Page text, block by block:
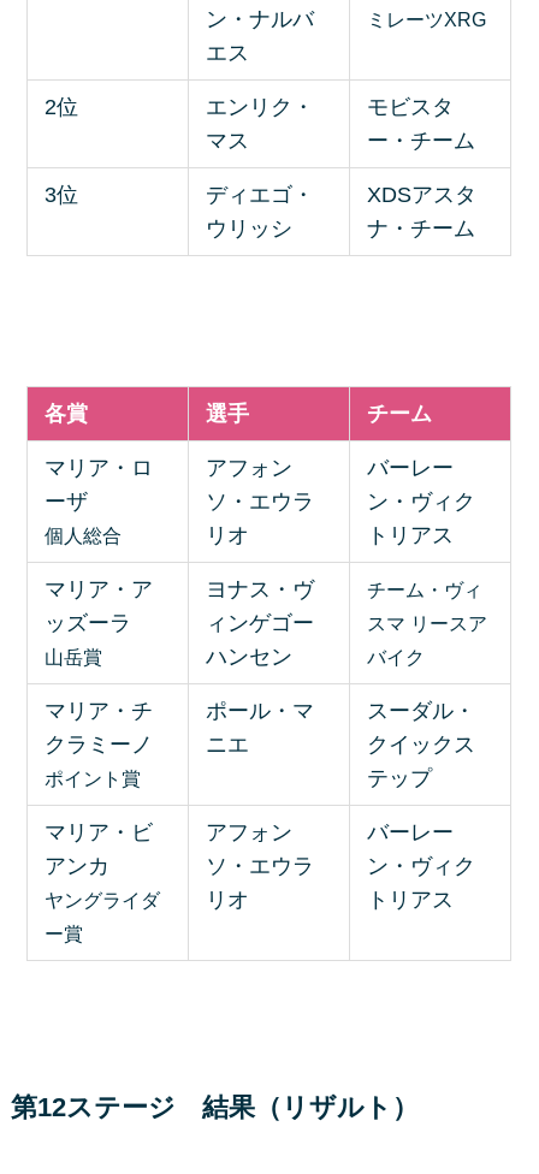
ン・ナルバ
エス
ミレーツXRG
2位
エンリク・
マス
モビスタ
ー・チーム
3位
ディエゴ・
ウリッシ
XDSアスタ
ナ・チーム
各賞 選手 チーム
マリア・ロ
ーザ
個人総合
アフォン
ソ・エウラ
リオ
バーレー
ン・ヴィク
トリアス
マリア・ア
ッズーラ
山岳賞
ヨナス・ヴ
ィンゲゴー
ハンセン
チーム・ヴィ
スマ リースア
バイク
マリア・チ
クラミーノ
ポイント賞
ポール・マ
ニエ
スーダル・
クイックス
テップ
マリア・ビ
アンカ
ヤングライダ
ー賞
アフォン
ソ・エウラ
リオ
バーレー
ン・ヴィク
トリアス
第12ステージ 結果（リザルト）